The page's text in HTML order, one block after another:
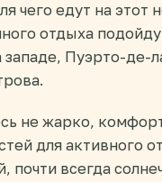
чего едут на
отдыха
западе, Пуэрто-де-
не жарко,
для активного
почти всегда